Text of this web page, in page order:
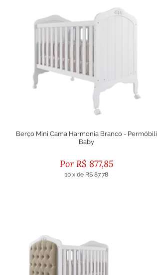
Berço Mini Cama Harmonia Branco - Permóbili
Baby
R$ 877,85
10 x de R$ 87,78